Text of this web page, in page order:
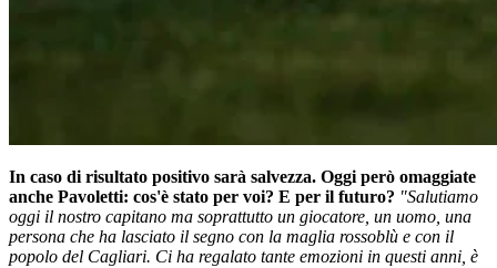
In caso di risultato positivo sarà salvezza. Oggi però omaggiate
anche Pavoletti: cos'è stato per voi? E per il futuro? "Salutiamo
oggi il nostro capitano ma soprattutto un giocatore, un uomo, una
persona che ha lasciato il segno con la maglia rossoblù e con il
popolo del Cagliari. Ci ha regalato tante emozioni in questi anni, è